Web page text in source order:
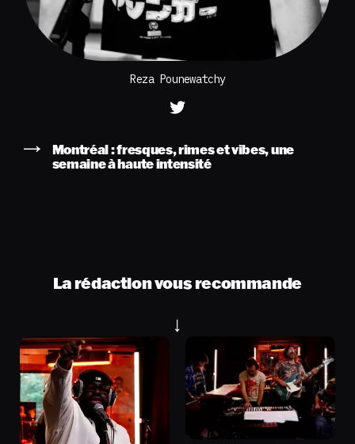
Reza Pounewatchy
Montréal : fresques, rimes et vibes, une
semaine à haute intensité
La rédaction vous recommande